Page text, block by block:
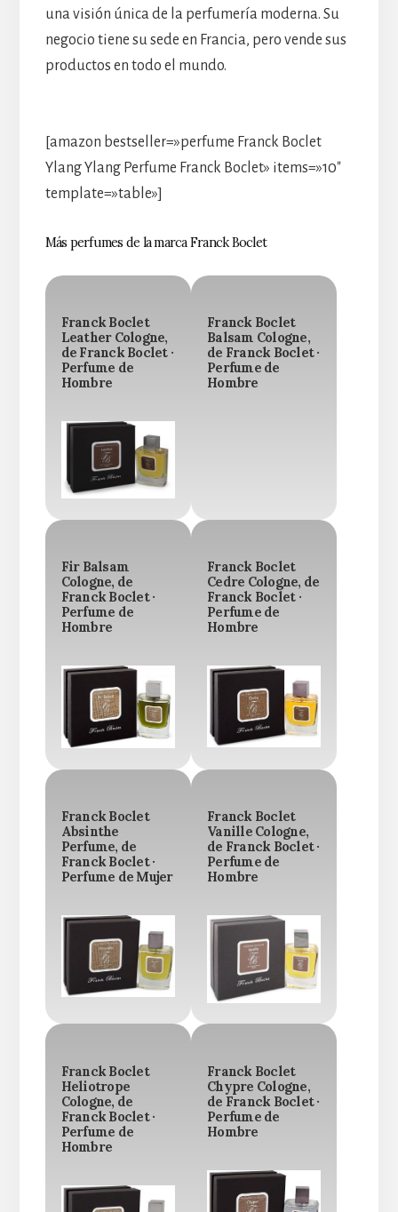
una visión única de la perfumería moderna. Su
negocio tiene su sede en Francia, pero vende sus
productos en todo el mundo.
[amazon bestseller=»perfume Franck Boclet
Ylang Ylang Perfume Franck Boclet» items=»10″
template=»table»]
Más perfumes de la marca Franck Boclet
Franck Boclet
Leather Cologne,
de Franck Boclet ·
Perfume de
Hombre
Franck Boclet
Balsam Cologne,
de Franck Boclet ·
Perfume de
Hombre
Fir Balsam
Cologne, de
Franck Boclet ·
Perfume de
Hombre
Franck Boclet
Cedre Cologne, de
Franck Boclet ·
Perfume de
Hombre
Franck Boclet
Absinthe
Perfume, de
Franck Boclet ·
Perfume de Mujer
Franck Boclet
Vanille Cologne,
de Franck Boclet ·
Perfume de
Hombre
Franck Boclet
Heliotrope
Cologne, de
Franck Boclet ·
Perfume de
Hombre
Franck Boclet
Chypre Cologne,
de Franck Boclet ·
Perfume de
Hombre